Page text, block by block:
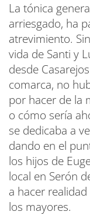
La tónica
arriesgado, ha
atrevimiento.
vida de Santi y
desde
comarca, no
por hacer de la
o cómo sería
se dedicaba a
dando en el
los hijos de
local en Serón
a hacer
los mayores.